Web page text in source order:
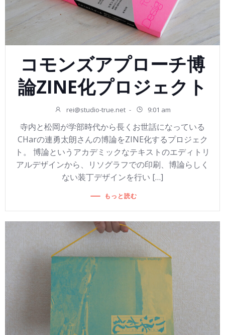
コモンズアプローチ博
論ZINE化プロジェクト
rei@studio-true.net - 9:01 am
寺内と松岡が学部時代から長くお世話になっている
CHarの連勇太朗さんの博論をZINE化するプロジェク
ト。 博論というアカデミックなテキストのエディトリ
アルデザインから、リソグラフでの印刷、博論らしく
ない装丁デザインを行い […]
もっと読む